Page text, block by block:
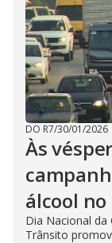
DO R7/30/01/2026
Às
álcool
Dia Nacional
Trânsito